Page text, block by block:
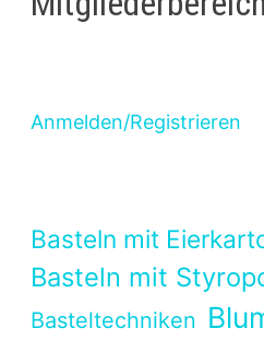
Anmelden/Registrieren
Basteln mit
Basteln mit
Basteltechniken